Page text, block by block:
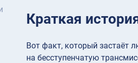
Краткая
Вот факт, который застаёт
на бесступенчатую